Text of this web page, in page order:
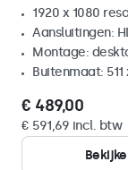
1920 x 1080
Aansluitingen:
Montage:
Buitenmaat:
€ 489,00
€ 591,69 incl. btw